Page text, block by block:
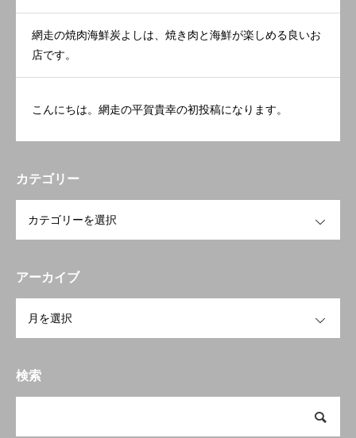
網走の焼肉海鮮炭よしは、焼き肉と海鮮が楽しめる良いお
店です。
こんにちは。網走の平賀貴幸の初投稿になります。
カテゴリー
アーカイブ
検索